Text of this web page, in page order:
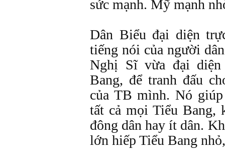
sức mạnh. Mỹ mạnh
Dân Biểu đại diện
tiếng nói của người
Nghị Sĩ vừa đại
Bang, để tranh đấu
của TB mình. Nó
tất cả mọi Tiểu Bang,
đông dân hay ít dân.
lớn hiếp Tiểu Bang